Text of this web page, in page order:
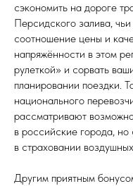
сэкономить на дороге
Персидского залива,
соотношение цены и
напряжённости в этом
рулеткой» и сорвать
планировании поездки.
национального
рассматривают
в российские города, но
в страховании
Другим приятным